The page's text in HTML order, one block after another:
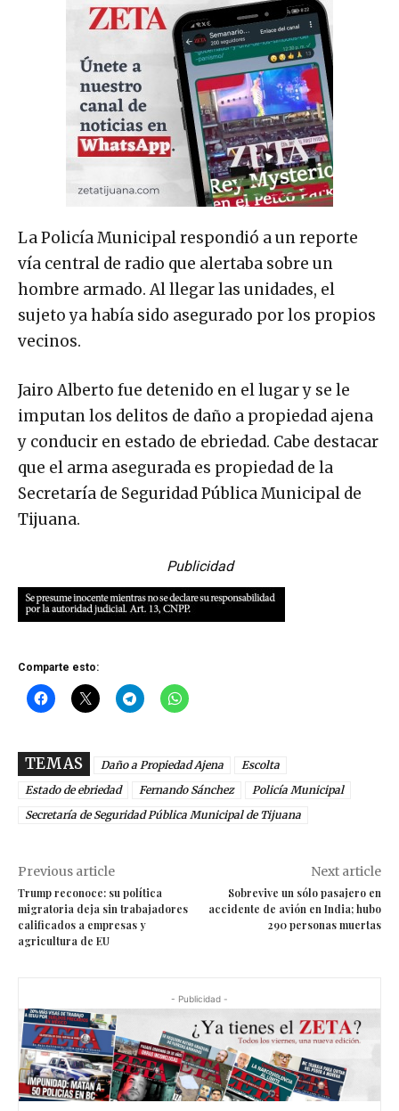
La Policía Municipal respondió a un reporte
vía central de radio que alertaba sobre un
hombre armado. Al llegar las unidades, el
sujeto ya había sido asegurado por los propios
vecinos.
Jairo Alberto fue detenido en el lugar y se le
imputan los delitos de daño a propiedad ajena
y conducir en estado de ebriedad. Cabe destacar
que el arma asegurada es propiedad de la
Secretaría de Seguridad Pública Municipal de
Tijuana.
Publicidad
Comparte esto:
TEMAS Daño a Propiedad Ajena
Escolta
Estado de ebriedad
Fernando Sánchez
Policía Municipal
Secretaría de Seguridad Pública Municipal de Tijuana
Previous article
Trump reconoce: su política
migratoria deja sin trabajadores
calificados a empresas y
agricultura de EU
Next article
Sobrevive un sólo pasajero en
accidente de avión en India; hubo
290 personas muertas
- Publicidad -